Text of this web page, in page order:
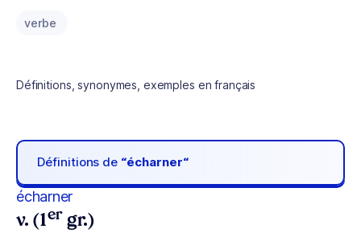
verbe
Définitions, synonymes, exemples en français
Définitions de “écharner“
écharner
v. (1er gr.)